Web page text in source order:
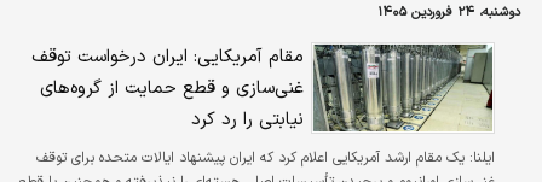
دوشنبه، ۲۴ فروردین ۱۴۰۵
مقام آمریکایی: ایران درخواست توقف
غنی‌سازی و قطع حمایت از گروه‌های
نیابتی را رد کرد
ایلنا: یک مقام ارشد آمریکایی اعلام کرد که ایران پیشنهاد ایالات متحده برای توقف